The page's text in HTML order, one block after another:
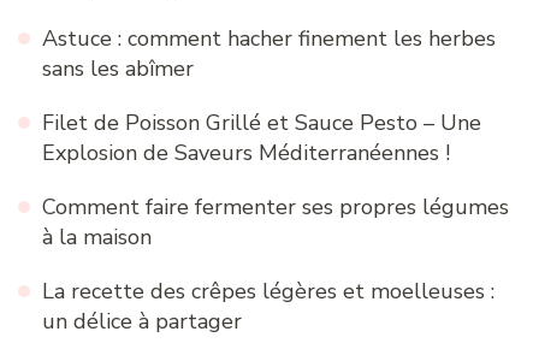
Astuce : comment hacher finement les herbes
sans les abîmer
Filet de Poisson Grillé et Sauce Pesto – Une
Explosion de Saveurs Méditerranéennes !
Comment faire fermenter ses propres légumes
à la maison
La recette des crêpes légères et moelleuses :
un délice à partager